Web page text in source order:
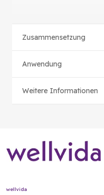
Zusammensetzung
Anwendung
Weitere Informationen
wellvida